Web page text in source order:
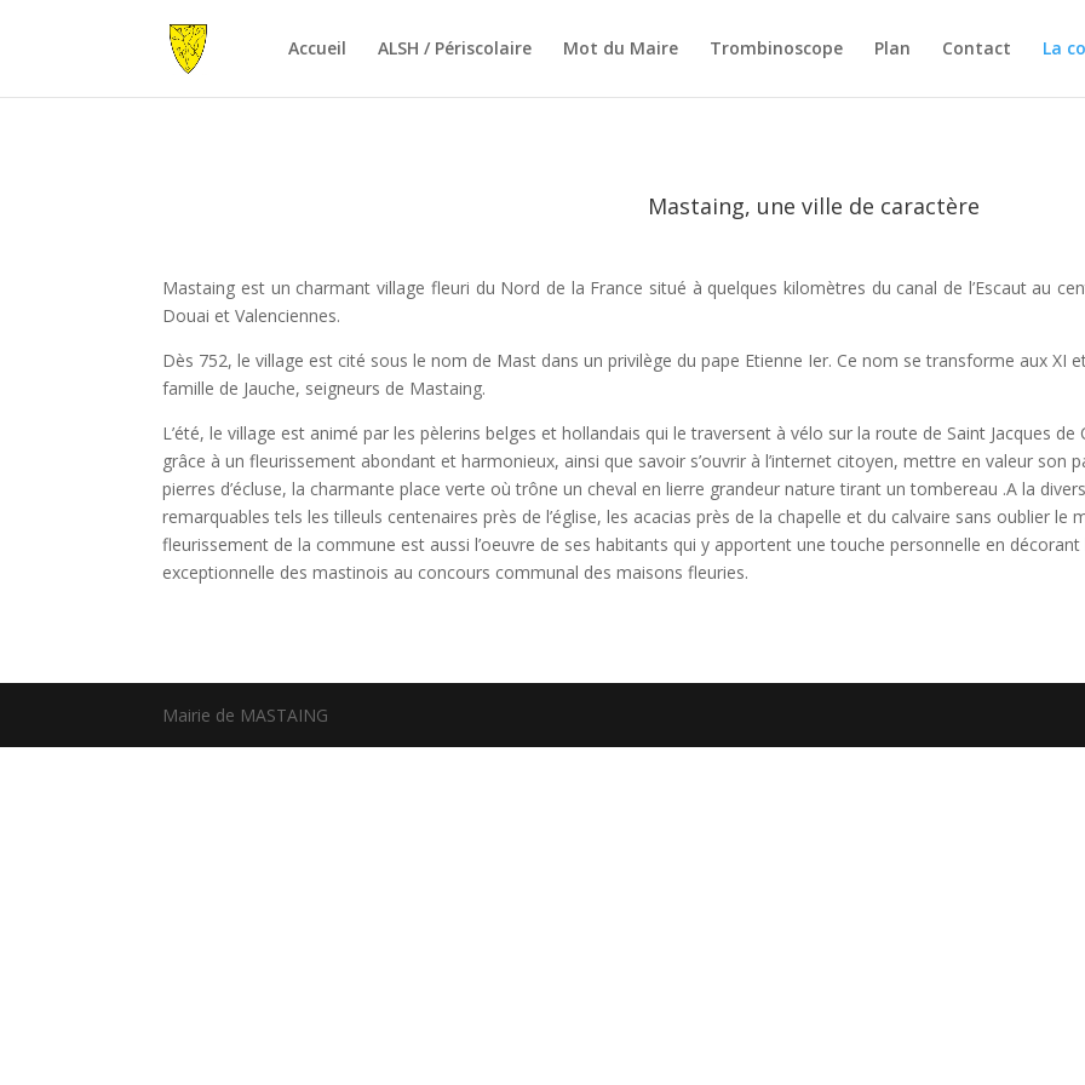
Accueil ALSH / Périscolaire Mot du Maire Trombinoscope Plan Contact La
Mastaing, une ville de caractère
Mastaing est un charmant village fleuri du Nord de la France situé à quelques kilomètres du canal de l’Escaut au
Douai et Valenciennes.
Dès 752, le village est cité sous le nom de Mast dans un privilège du pape Etienne Ier. Ce nom se transforme aux XI
famille de Jauche, seigneurs de Mastaing.
L’été, le village est animé par les pèlerins belges et hollandais qui le traversent à vélo sur la route de Saint Jacques
grâce à un fleurissement abondant et harmonieux, ainsi que savoir s’ouvrir à l’internet citoyen, mettre en valeur son
pierres d’écluse, la charmante place verte où trône un cheval en lierre grandeur nature tirant un tombereau .A la
remarquables tels les tilleuls centenaires près de l’église, les acacias près de la chapelle et du calvaire sans oublier le
fleurissement de la commune est aussi l’oeuvre de ses habitants qui y apportent une touche personnelle en
exceptionnelle des mastinois au concours communal des maisons fleuries.
Mairie de MASTAING